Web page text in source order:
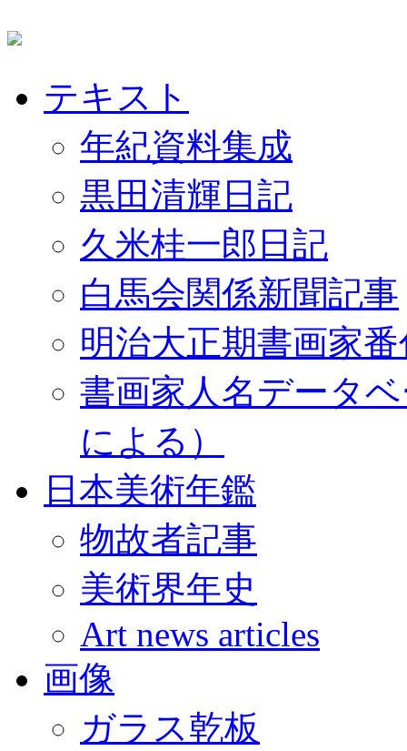
テキスト
年紀資料集成
黒田清輝日記
久米桂一郎日記
白馬会関係新聞記事
明治大正期書画家
書画家人名データ
による）
日本美術年鑑
物故者記事
美術界年史
Art news articles
画像
ガラス乾板